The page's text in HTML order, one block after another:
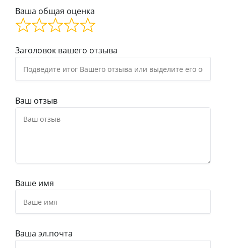
Ваша общая оценка
Заголовок вашего отзыва
Ваш отзыв
Ваше имя
Ваша эл.почта